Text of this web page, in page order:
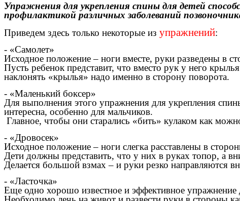
Упражнения для укрепления спины для детей
профилактикой различных заболеваний
Приведем здесь только некоторые из упражнений:
- «Самолет»
Исходное положение – ноги вместе, руки разведены в
Пусть ребенок представит, что вместо рук у него
наклонять «крылья» надо именно в сторону поворота.
- «Маленький боксер»
Для выполнения этого упражнения для укрепления
интересна, особенно для мальчиков.
Главное, чтобы они старались «бить» кулаком как
- «Дровосек»
Исходное положение – ноги слегка расставлены в
Дети должны представить, что у них в руках топор, а
Делается большой взмах – и руки резко направляются
- «Ласточка»
Еще одно хорошо известное и эффективное упражнение